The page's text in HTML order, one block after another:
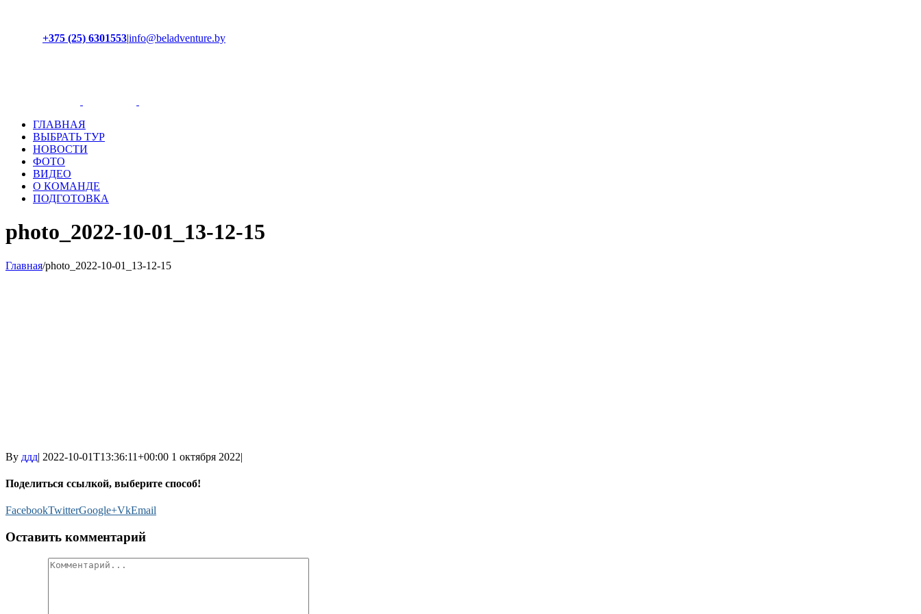
+375 (25) 6301553|info@beladventure.by
ГЛАВНАЯ
ВЫБРАТЬ ТУР
НОВОСТИ
ФОТО
ВИДЕО
О КОМАНДЕ
ПОДГОТОВКА
photo_2022-10-01_13-12-15
Главная/photo_2022-10-01_13-12-15
By ддд| 2022-10-01T13:36:11+00:00 1 октября 2022|
Поделиться ссылкой, выберите способ!
FacebookTwitterGoogle+VkEmail
Оставить комментарий